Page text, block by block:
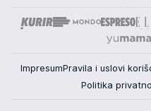
ImpresumPravila i uslovi
Politika